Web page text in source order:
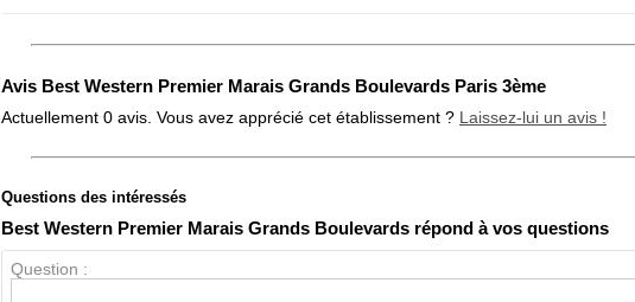
Avis Best Western Premier Marais Grands Boulevards Paris 3ème
Actuellement 0 avis. Vous avez apprécié cet établissement ? Laissez-lui un avis !
Note globale
Questions des intéressés
Best Western Premier Marais Grands Boulevards répond à vos questions
Question :